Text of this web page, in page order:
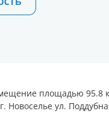
площадью
Новоселье ул.